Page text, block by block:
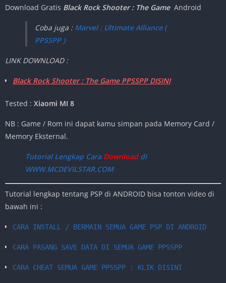
Download Gratis Black Rock Shooter : The Game Android
Coba juga : Marvel : Ultimate Alliance (
PPSSPP )
LINK DOWNLOAD :
Black Rock Shooter : The Game PPSSPP DISINI
Tested : Xiaomi MI 8
NB : Game / Rom ini dapat kamu simpan pada Memory Card /
Memory Eksternal.
Tutorial Lengkap CaraDownloaddi
WWW.MCDEVILSTAR.COM
Tutorial lengkap tentang PSP di ANDROID bisa tonton video di
bawah ini :
CARA INSTALL / BERMAIN SEMUA GAME PSP DI ANDROID
CARA PASANG SAVE DATA DI SEMUA GAME PPSSPP
CARA CHEAT SEMUA GAME PPSSPP : KLIK DISINI